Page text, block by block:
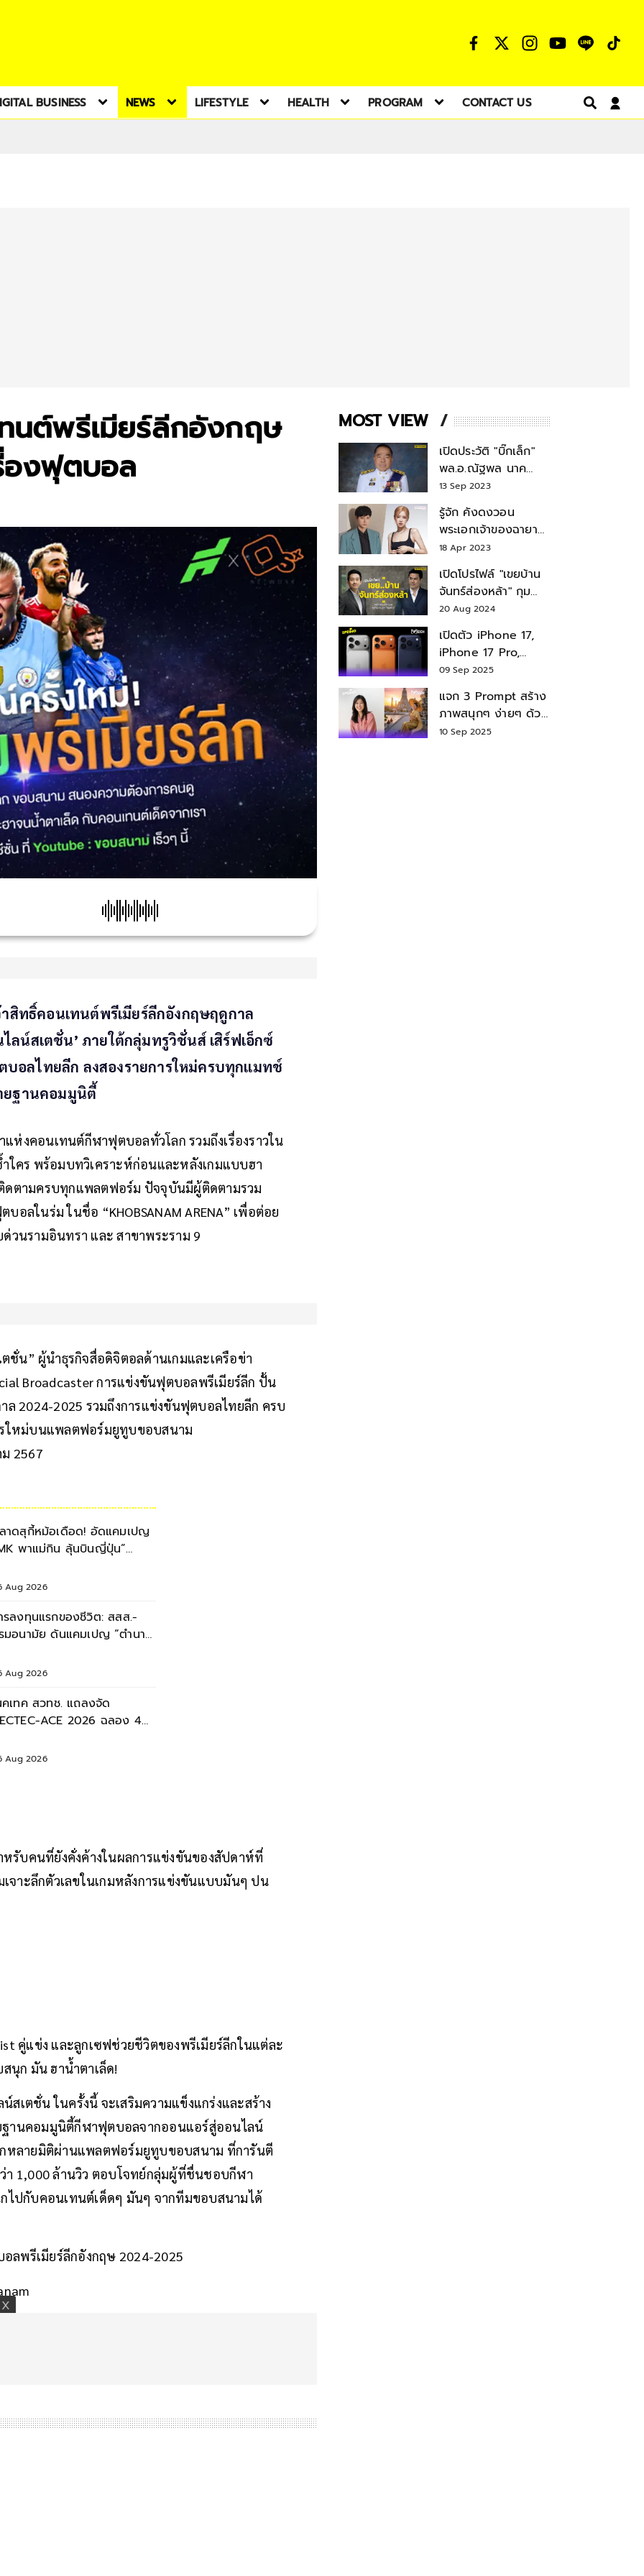
BUSINESS NEWS LIFESTYLE HEALTH PROGRAM CONTACT US
นต์พรีเมียร์ลีกอังกฤษ
องฟุตบอล
สิทธิ์คอนเทนต์พรีเมียร์ลีกอังกฤษฤดูกาล
น์สเตชั่น’ ภายใต้กลุ่มทรูวิชั่นส์ เสิร์ฟเอ็กซ์
อลไทยลีก ลงสองรายการใหม่ครบทุกแมทช์
ยฐานคอมมูนิตี้
ห่งคอนเทนต์กีฬาฟุตบอลทั่วโลก รวมถึงเรื่องราวใน
ใคร พร้อมบทวิเคราะห์ก่อนและหลังเกมแบบฮา
ตามครบทุกแพลตฟอร์ม ปัจจุบันมีผู้ติดตามรวม
ลในร่ม ในชื่อ “KHOBSANAM ARENA” เพื่อต่อย
วนรามอินทรา และ สาขาพระราม 9
น” ผู้นำธุรกิจสื่อดิจิตอลด้านเกมและเครือข่า
Broadcaster การแข่งขันฟุตบอลพรีเมียร์ลีก ปั้น
2024-2025 รวมถึงการแข่งขันฟุตบอลไทยลีก ครบ
ใหม่บนแพลตฟอร์มยูทูบขอบสนาม
2567
าดสุกี้หม้อเดือด! อัดแคมเปญ
พาแม่กิน ลุ้นบินญี่ปุ่น”
Aug 2026
รลงทุนแรกของชีวิต: สสส.-
มอนามัย ดันแคมเปญ “ตำนาน
ยืน
Aug 2026
คเทค สวทช. แถลงจัด
ACE 2026 ฉลอง 40
Aug 2026
หรับคนที่ยังคั่งค้างในผลการแข่งขันของสัปดาห์ที่
จาะลึกตัวเลขในเกมหลังการแข่งขันแบบมันๆ ปน
คู่แข่ง และลูกเซฟช่วยชีวิตของพรีเมียร์ลีกในแต่ละ
นุก มัน ฮาน้ำตาเล็ด!
เตชั่น ในครั้งนี้ จะเสริมความแข็งแกร่งและสร้าง
ฐานคอมมูนิตี้กีฬาฟุตบอลจากออนแอร์สู่ออนไลน์
หลายมิติผ่านแพลตฟอร์มยูทูบขอบสนาม ที่การันตี
า 1,000 ล้านวิว ตอบโจทย์กลุ่มผู้ที่ชื่นชอบกีฬา
ปกับคอนเทนต์เด็ดๆ มันๆ จากทีมขอบสนามได้
ลพรีเมียร์ลีกอังกฤษ 2024-2025
MOST VIEW
เปิดประวัติ "บิ๊กเล็ก"
พล.อ.ณัฐพล นาค
พาณิชย์ จากเลขาฯ
สมช.-เลขาฯ
รมว.กลาโหม
13 Sep 2023
รู้จัก คังดงวอน
พระเอกเจ้าของฉายา
สมบัติแห่งชาติ หลังมี
18 Apr 2023
เปิดโปรไฟล์ "เขยบ้าน
จันทร์ส่องหล้า" กุม
บังเหียนธุรกิจตระกูล
"ชินวัตร"
20 Aug 2024
เปิดตัว iPhone 17,
iPhone 17 Pro,
iPhone 17 Air สเปค
09 Sep 2025
แจก 3 Prompt สร้าง
ภาพสนุกๆ ง่ายๆ ด้วย
Nano Banana ใน
10 Sep 2025